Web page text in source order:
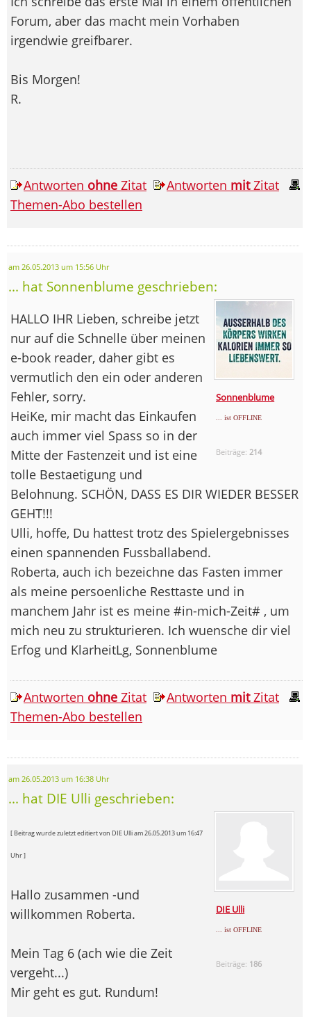
Forum, aber das macht mein Vorhaben
irgendwie greifbarer.
Bis Morgen!
R.
Antworten ohne Zitat Antworten mitZitat
Themen-Abo bestellen
am 26.05.2013 um 15:56 Uhr
... hat Sonnenblume geschrieben:
Sonnenblume
... ist OFFLINE
Beiträge: 214
HALLO IHR Lieben, schreibe jetzt
nur auf die Schnelle über meinen
e-book reader, daher gibt es
vermutlich den ein oder anderen
Fehler, sorry.
HeiKe, mir macht das Einkaufen
auch immer viel Spass so in der
Mitte der Fastenzeit und ist eine
tolle Bestaetigung und
Belohnung. SCHÖN, DASS ES DIR WIEDER BESSER
GEHT!!!
Ulli, hoffe, Du hattest trotz des Spielergebnisses
einen spannenden Fussballabend.
Roberta, auch ich bezeichne das Fasten immer
als meine persoenliche Resttaste und in
manchem Jahr ist es meine #in-mich-Zeit# , um
mich neu zu strukturieren. Ich wuensche dir viel
Erfog und KlarheitLg, Sonnenblume
Antworten ohne Zitat Antworten mitZitat
Themen-Abo bestellen
am 26.05.2013 um 16:38 Uhr
... hat DIE Ulli geschrieben:
DIE Ulli
... ist OFFLINE
Beiträge: 186
[ Beitrag wurde zuletzt editiert von DIE Ulli am 26.05.2013 um 16:47
Uhr ]
Hallo zusammen -und
willkommen Roberta.
Mein Tag 6 (ach wie die Zeit
vergeht...)
Mir geht es gut. Rundum!